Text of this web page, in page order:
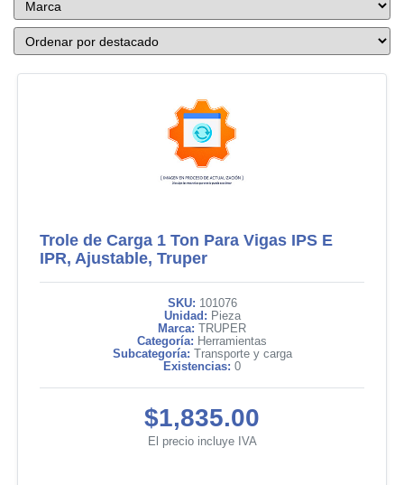
Trole de Carga 1 Ton Para Vigas IPS E
IPR, Ajustable, Truper
SKU: 101076
Unidad: Pieza
Marca: TRUPER
Categoría: Herramientas
Subcategoría: Transporte y carga
Existencias: 0
$1,835.00
El precio incluye IVA